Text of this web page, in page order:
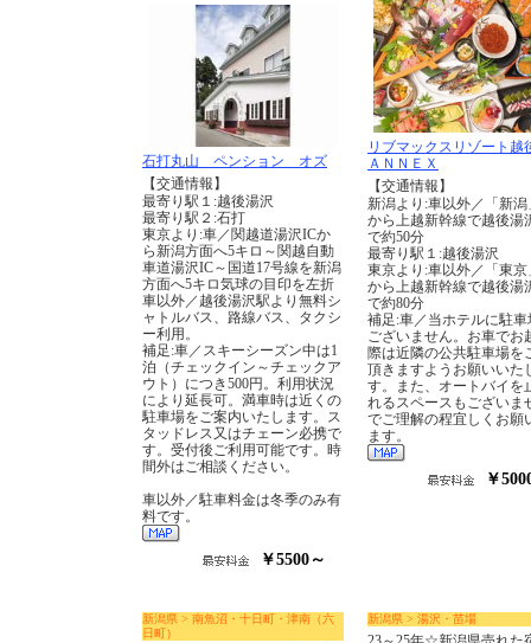
石打丸山 ペンション オズ
【交通情報】
最寄り駅１:越後湯沢
最寄り駅２:石打
東京より:車／関越道湯沢ICか
ら新潟方面へ5キロ～関越自動
車道湯沢IC～国道17号線を新潟
方面へ5キロ気球の目印を左折
車以外／越後湯沢駅より無料シ
ャトルバス、路線バス、タクシ
ー利用。
補足:車／スキーシーズン中は1
泊（チェックイン～チェックア
ウト）につき500円。利用状況
により延長可。満車時は近くの
駐車場をご案内いたします。ス
タッドレス又はチェーン必携で
す。受付後ご利用可能です。時
間外はご相談ください。
車以外／駐車料金は冬季のみ有
料です。
￥5500～
リブマックスリゾート越
ＡＮＮＥＸ
【交通情報】
新潟より:車以外／「新潟
から上越新幹線で越後湯
で約50分
最寄り駅１:越後湯沢
東京より:車以外／「東京
から上越新幹線で越後湯
で約80分
補足:車／当ホテルに駐車
ございません。お車でお
際は近隣の公共駐車場を
頂きますようお願いいた
す。また、オートバイを
れるスペースもございま
でご理解の程宜しくお願
ます。
￥
新潟県 > 南魚沼・十日町・津南（六
日町）
新潟県 > 湯沢・苗場